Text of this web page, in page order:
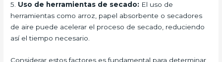
5. Uso de herramientas de secado: El uso de
herramientas como arroz, papel absorbente o secadores
de aire puede acelerar el proceso de secado, reduciendo
así el tiempo necesario.
Considerar estos factores es fundamental para determinar